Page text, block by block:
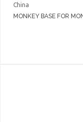
China
MONKEY BASE FOR